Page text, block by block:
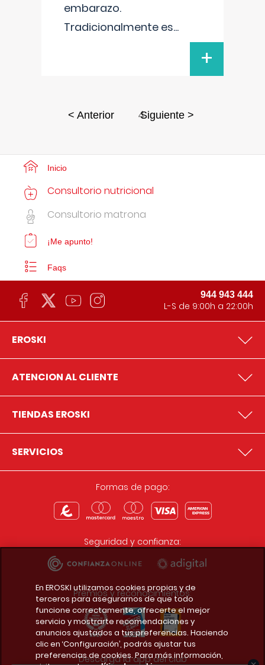
embarazo.
Tradicionalmente es...
+
< Anterior 4
Siguiente >
Inicio
Consultorio nutricional
Consultorio matrona
¡Me apunto!
Faqs
944 943 444
L-S de 9:00h a 22:00h
EROSKI
ATENCION AL CLIENTE
TIENDAS EROSKI
SERVICIOS
Formas de pago:
Seguridad y confianza:
Premios y reconocimientos:
Descarga la app del club
En EROSKI utilizamos cookies propias y de
terceros para asegurarnos de que todo
funcione correctamente, ofrecerte el mejor
servicio y mostrarte recomendaciones y
anuncios ajustados a tus preferencias. Haciendo
clic en ‘Configuración’, podrás ajustar tus
preferencias de cookies. Para más información,